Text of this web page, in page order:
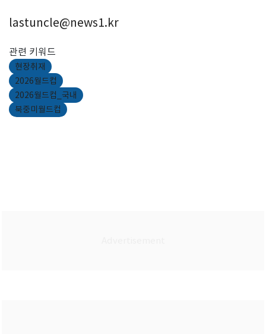
lastuncle@news1.kr
관련 키워드
현장취재
2026월드컵
2026월드컵_국내
북중미월드컵